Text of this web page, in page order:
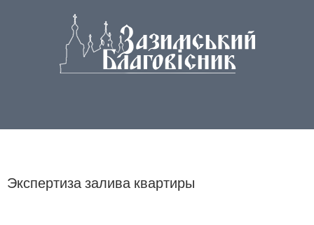
Экспертиза залива квартиры